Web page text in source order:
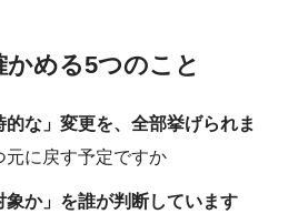
める5つのこと
な」変更を、全部挙げられま
元に戻す予定ですか
象か」を誰が判断しています